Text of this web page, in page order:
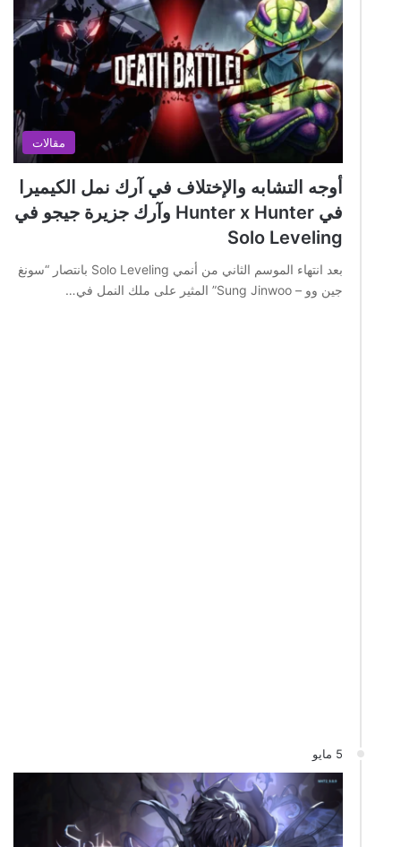
مقالات
أوجه التشابه والإختلاف في آرك نمل الكيميرا
في Hunter x Hunter وآرك جزيرة جيجو في
Solo Leveling
بعد انتهاء الموسم الثاني من أنمي Solo Leveling بانتصار “سونغ
جين وو – Sung Jinwoo” المثير على ملك النمل في…
5 مايو